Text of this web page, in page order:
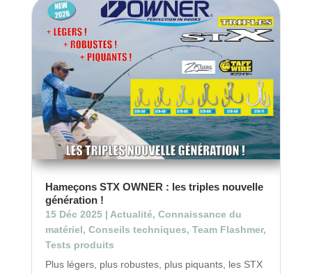
Hameçons STX OWNER : les triples nouvelle
génération !
15 Déc 2025| Actualité, Connaissance du
matériel, Conseils techniques, Team Flashmer,
Tests produits
Plus légers, plus robustes, plus piquants, les STX